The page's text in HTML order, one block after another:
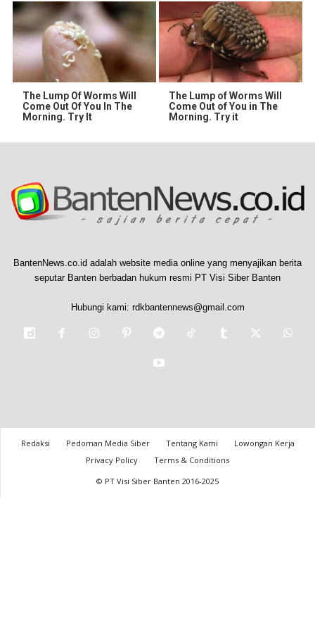
The Lump Of Worms Will
Come Out Of You In The
Morning. Try It
The Lump of Worms Will
Come Out of You in The
Morning. Try it
BantenNews.co.id adalah website media online yang menyajikan berita
seputar Banten berbadan hukum resmi PT Visi Siber Banten
Hubungi kami: rdkbantennews@gmail.com
Redaksi Pedoman Media Siber Tentang Kami
Lowongan Kerja
Privacy Policy
Terms & Conditions
© PT Visi Siber Banten 2016-2025